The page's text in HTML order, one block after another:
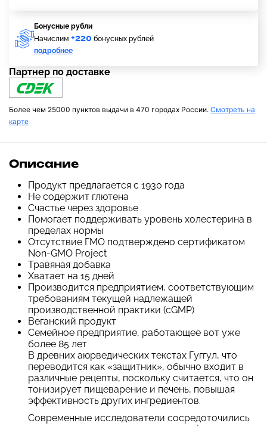
Бонусные рубли
Начислим +220 бонусных рублей
подробнее
Партнер по доставке
Более чем 25000 пунктов выдачи в 470 городах России. Смотреть на
карте
Описание
Продукт предлагается с 1930 года
Не содержит глютена
Счастье через здоровье
Помогает поддерживать уровень холестерина в
пределах нормы
Отсутствие ГМО подтверждено сертификатом
Non-GMO Project
Травяная добавка
Хватает на 15 дней
Производится предприятием, соответствующим
требованиям текущей надлежащей
производственной практики (cGMP)
Веганский продукт
Семейное предприятие, работающее вот уже
более 85 лет
В древних аюрведических текстах Гуггул, что
переводится как «защитник», обычно входит в
различные рецепты, поскольку считается, что он
тонизирует пищеварение и печень, повышая
эффективность других ингредиентов.
Современные исследователи сосредоточились